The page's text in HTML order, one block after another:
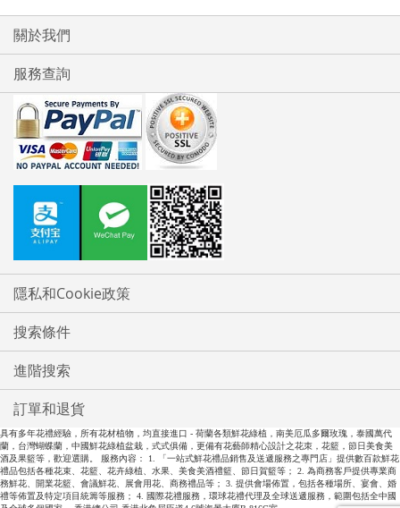
關於我們
服務查詢
隱私和Cookie政策
搜索條件
進階搜索
訂單和退貨
具有多年花禮經驗，所有花材植物，均直接進口 - 荷蘭各類鮮花綠植，南美厄瓜多爾玫瑰，泰國萬代
蘭，台灣蝴蝶蘭，中國鮮花綠植盆栽，式式俱備，更備有花藝師精心設計之花朿，花籃，節日美食美
酒及果籃等，歡迎選購。 服務內容： 1. 「一站式鮮花禮品銷售及送遞服務之專門店」提供數百款鮮花
禮品包括各種花束、花籃、花卉綠植、水果、美食美酒禮籃、節日賀籃等； 2. 為商務客戶提供專業商
務鮮花、開業花籃、會議鮮花、展會用花、商務禮品等； 3. 提供會場佈置，包括各種場所、宴會、婚
禮等佈置及特定項目統籌等服務； 4. 國際花禮服務，環球花禮代理及全球送遞服務，範圍包括全中國